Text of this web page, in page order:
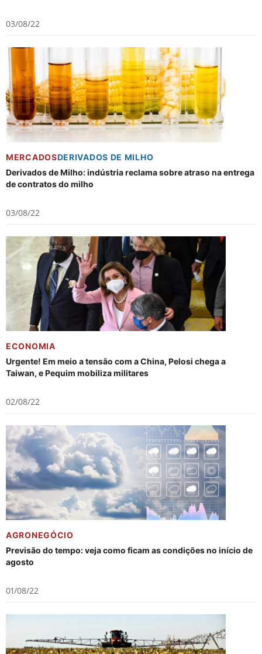
03/08/22
MERCADOSDERIVADOS DE MILHO
Derivados de Milho: indústria reclama sobre atraso na entrega
de contratos do milho
03/08/22
ECONOMIA
Urgente! Em meio a tensão com a China, Pelosi chega a
Taiwan, e Pequim mobiliza militares
02/08/22
AGRONEGÓCIO
Previsão do tempo: veja como ficam as condições no início de
agosto
01/08/22